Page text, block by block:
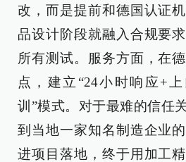
改，而是提前和德国认证
品设计阶段就融入合规要
所有测试。服务方面，在
点，建立“24小时响应+
训”模式。对于最难的信任
到当地一家知名制造企业
进项目落地，终于用加工